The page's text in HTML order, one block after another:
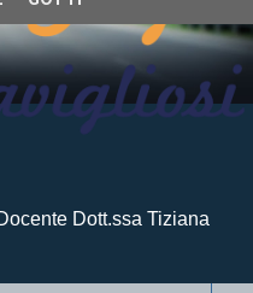
Dott.ssa Tiziana